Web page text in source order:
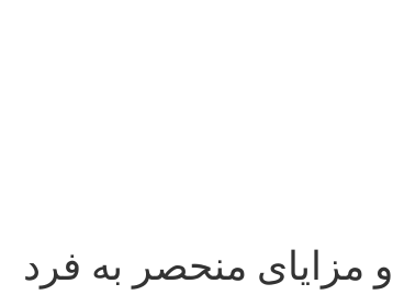
مزایای منحصر به فرد